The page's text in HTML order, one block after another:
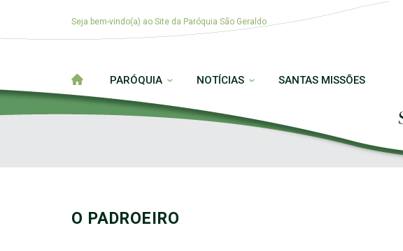
Seja bem-vindo(a) ao Site da Paróquia São Geraldo
PARÓQUIA NOTÍCIAS SANTAS MISSÕES
O PADROEIRO